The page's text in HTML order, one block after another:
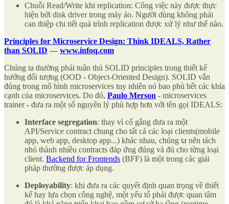
Chuỗi Read/Write khi replication: Công việc này được thực
hiện bởi disk driver trong máy ảo. Người dùng không phải
can thiệp chi tiết quá trình replication được xử lý như thế nào.
Principles for Microservice Design: Think IDEALS, Rather
than SOLID — www.infoq.com
Chúng ta thường phải tuân thủ SOLID principles trong thiết kế
hướng đối tượng (OOD - Object-Oriented Design). SOLID vẫn
đúng trong mô hình microservices tuy nhiên nó bao phủ hết các khía
cạnh của microservices. Do đó, Paulo Merson - microservices
trainer - đưa ra một số nguyên lý phù hợp hơn với tên gọi IDEALS:
Interface segregation: thay vì cố gắng đưa ra một
API/Service contract chung cho tất cả các loại clients(mobile
app, web app, desktop app...) khác nhau, chúng ta nên tách
nhỏ thành nhiều contracts đáp ứng đúng và đủ cho từng loại
client. Backend for Frontends (BFF) là một trong các giải
pháp thường được áp dụng.
Deployability: khi đưa ra các quyết định quan trọng về thiết
kế hay lựa chọn công nghệ, một yếu tố phải được quan tâm